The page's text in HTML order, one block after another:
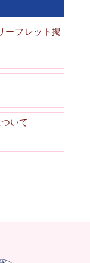
ーフレット掲
いて